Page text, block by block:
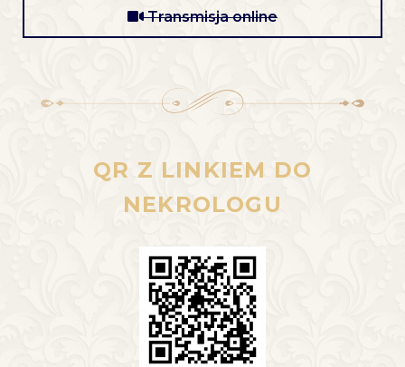
Transmisja online
QR Z LINKIEM DO
NEKROLOGU